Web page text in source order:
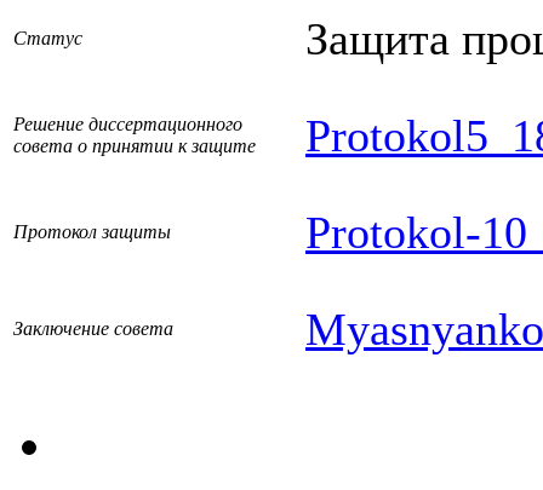
Статус Защита
Решение диссертационного
совета о принятии к защите
Протокол защиты Protokol-
Заключение совета